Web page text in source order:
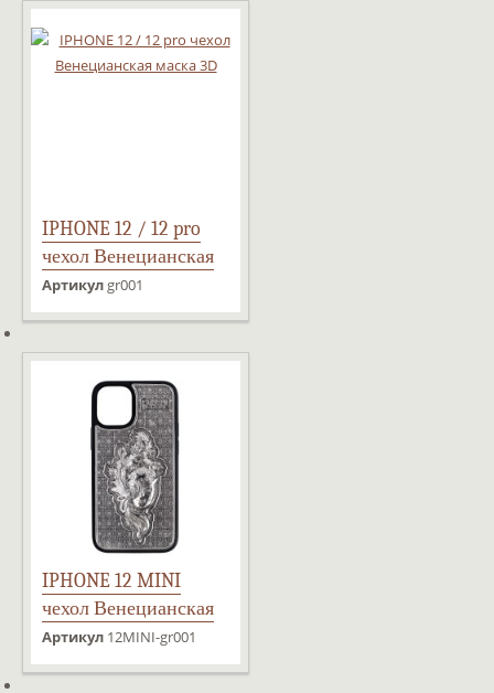
IPHONE 12 / 12 pro
чехол Венецианская
маска 3D
Артикул gr001
IPHONE 12 MINI
чехол Венецианская
маска 3D
Артикул 12MINI-gr001